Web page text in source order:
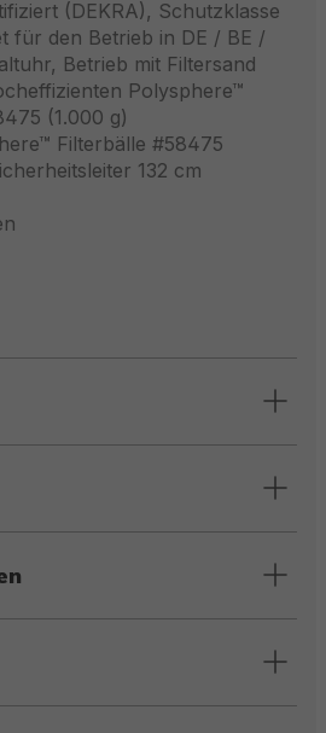
(DEKRA), Schutzklasse
für den Betrieb in DE / BE /
Betrieb mit Filtersand
Polysphere™
(1.000 g)
Filterbälle #58475
132 cm